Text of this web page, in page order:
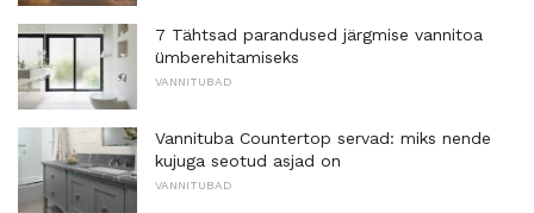
7 Tähtsad parandused järgmise vannitoa
ümberehitamiseks
VANNITUBAD
Vannituba Countertop servad: miks nende
kujuga seotud asjad on
VANNITUBAD